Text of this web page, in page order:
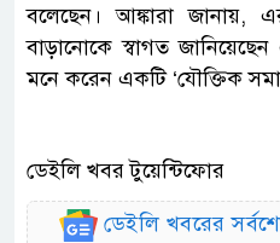
বলেছেন। আঙ্কারা জানায়,
বাড়ানোকে স্বাগত
মনে করেন একটি ‘যৌক্তিক
ডেইলি খবর টুয়েন্টিফোর
ডেইলি খবরের